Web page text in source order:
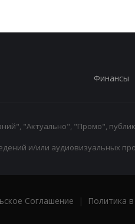
Финансы
"Актуально", "Промо",
и/или аудиовизуальных
Соглашение |
Политика